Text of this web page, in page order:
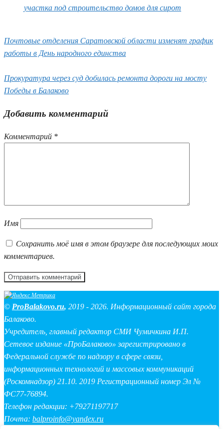
участка под строительство домов для сирот
Почтовые отделения Саратовской области изменят график
работы в День народного единства
Прокуратура через суд добилась ремонта дороги на мосту
Победы в Балаково
Добавить комментарий
Комментарий *
Имя
Сохранить моё имя в этом браузере для последующих моих
комментариев.
© ProBalakovo.ru, 2019 - 2026. Информационный сайт города
Балаково.
Учредитель, главный редактор СМИ Чумичкина И.П.
Сетевое издание «ПроБалаково» зарегистрировано в
Федеральной службе по надзору в сфере связи,
информационных технологий и массовых коммуникаций
(Роскомнадзор) 21.10. 2019 Регистрационный номер Эл №
ФС77-76894.
Телефон редакции: +79271197717
Почта: balproinfo@yandex.ru